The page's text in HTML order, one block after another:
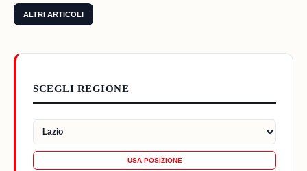
ALTRI ARTICOLI
SCEGLI REGIONE
USA POSIZIONE